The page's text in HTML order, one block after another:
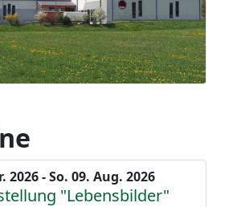
2026 - So. 09. Aug. 2026
"Lebensbilder"